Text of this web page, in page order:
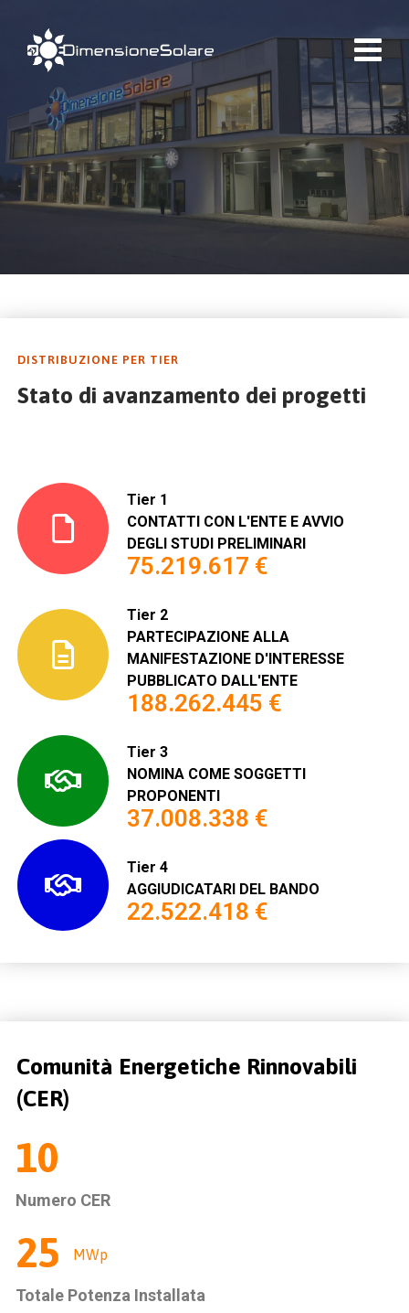
DISTRIBUZIONE PER TIER
Stato di avanzamento dei progetti
Tier 1
CONTATTI CON L'ENTE E AVVIO
DEGLI STUDI PRELIMINARI
75.219.617 €
Tier 2
PARTECIPAZIONE ALLA
MANIFESTAZIONE D'INTERESSE
PUBBLICATO DALL'ENTE
188.262.445 €
Tier 3
NOMINA COME SOGGETTI
PROPONENTI
37.008.338 €
Tier 4
AGGIUDICATARI DEL BANDO
22.522.418 €
Comunità Energetiche Rinnovabili
(CER)
10
Numero CER
26 MWp
Totale Potenza Installata